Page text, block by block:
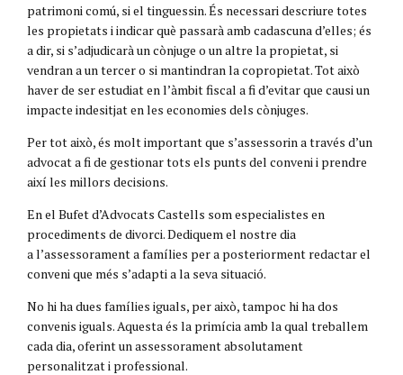
patrimoni comú, si el tinguessin. És necessari descriure totes
les propietats i indicar què passarà amb cadascuna d’elles; és
a dir, si s’adjudicarà un cònjuge o un altre la propietat, si
vendran a un tercer o si mantindran la copropietat. Tot això
haver de ser estudiat en l’àmbit fiscal a fi d’evitar que causi un
impacte indesitjat en les economies dels cònjuges.
Per tot això, és molt important que s’assessorin a través d’un
advocat a fi de gestionar tots els punts del conveni i prendre
així les millors decisions.
En el Bufet d’Advocats Castells som especialistes en
procediments de divorci. Dediquem el nostre dia
a l’assessorament a famílies per a posteriorment redactar el
conveni que més s’adapti a la seva situació.
No hi ha dues famílies iguals, per això, tampoc hi ha dos
convenis iguals. Aquesta és la primícia amb la qual treballem
cada dia, oferint un assessorament absolutament
personalitzat i professional.